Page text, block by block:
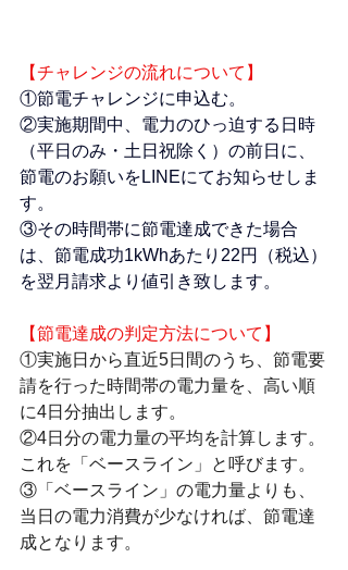
【チャレンジの流れについて】
①節電チャレンジに申込む。
②実施期間中、電力のひっ迫する日時
（平日のみ・土日祝除く）の前日に、
節電のお願いをLINEにてお知らせしま
す。
③その時間帯に節電達成できた場合
は、節電成功1kWhあたり22円（税込）
を翌月請求より値引き致します。
【節電達成の判定方法について】
①実施日から直近5日間のうち、節電要
請を行った時間帯の電力量を、高い順
に4日分抽出します。
②4日分の電力量の平均を計算します。
これを「ベースライン」と呼びます。
③「ベースライン」の電力量よりも、
当日の電力消費が少なければ、節電達
成となります。